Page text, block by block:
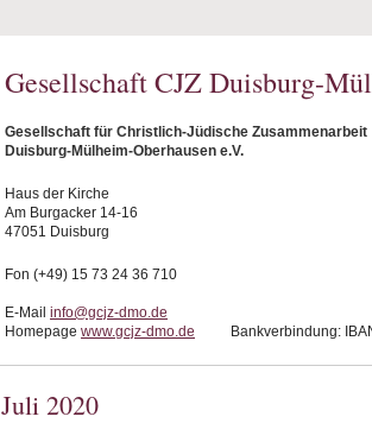
Gesellschaft CJZ Duisburg-
Gesellschaft für Christlich-Jüdische Zusammenarbeit
Duisburg-Mülheim-Oberhausen e.V.
Haus der Kirche
Am Burgacker 14-16
47051 Duisburg
Fon (+49) 15 73 24 36 710
E-Mail info@gcjz-dmo.de
Homepage www.gcjz-dmo.de Bankverbindung: IBAN
Juli 2020